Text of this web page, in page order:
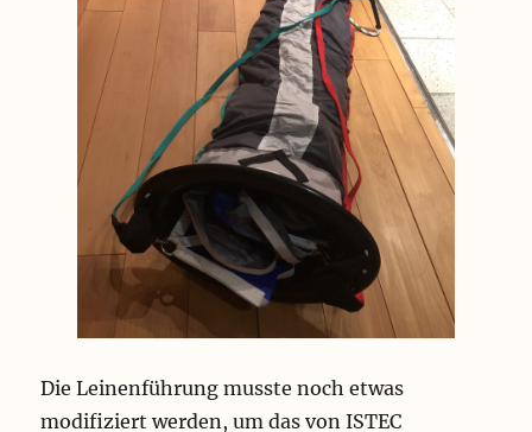
Die Leinenführung musste noch etwas
modifiziert werden, um das von ISTEC